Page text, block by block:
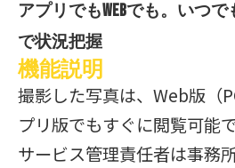
アプリでもWebでも。いつで
で状況把握
機能説明
撮影した写真は、Web版（
プリ版でもすぐに閲覧可能で
サービス管理責任者は事務